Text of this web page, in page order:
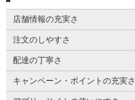
店舗情報の充実さ
注文のしやすさ
配達の丁寧さ
キャンペーン・ポイントの充実さ